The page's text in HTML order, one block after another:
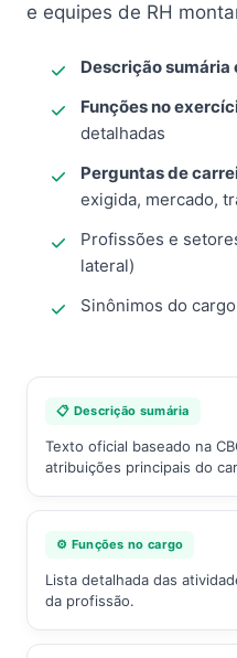
e equipes de RH
Descrição sumária
Funções no
detalhadas
Perguntas de
exigida, mercado,
Profissões e
lateral)
Sinônimos do
📋 Descrição sumária
Texto oficial baseado na
atribuições principais do
⚙️ Funções no cargo
Lista detalhada das
da profissão.